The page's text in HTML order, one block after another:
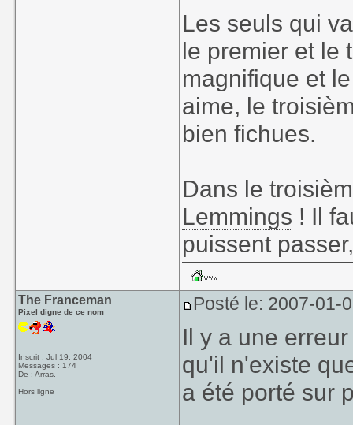
Les seuls qui
le premier et le
magnifique et
aime, le
bien fichues.
Dans le
Lemmings ! Il
puissent
The Franceman
Pixel digne de ce nom
Inscrit : Jul 19, 2004
Messages : 174
De : Arras.
Hors ligne
Posté le: 2007-01-
Il y a une
qu'il n'existe
a été porté sur